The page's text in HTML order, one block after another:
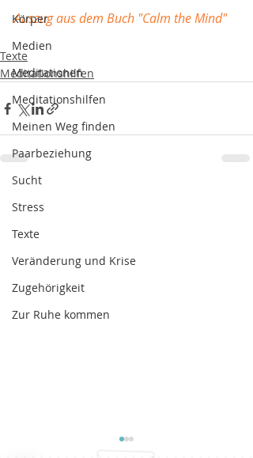
Körper
Medien
Meditationen
Meditationshilfen
Meinen Weg finden
Paarbeziehung
Sucht
Stress
Texte
Veränderung und Krise
Zugehörigkeit
Zur Ruhe kommen
Auszug aus dem Buch "Calm the Mind"
Texte
Meditationshilfen